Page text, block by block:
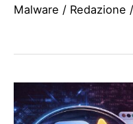
Malware / Redazione /